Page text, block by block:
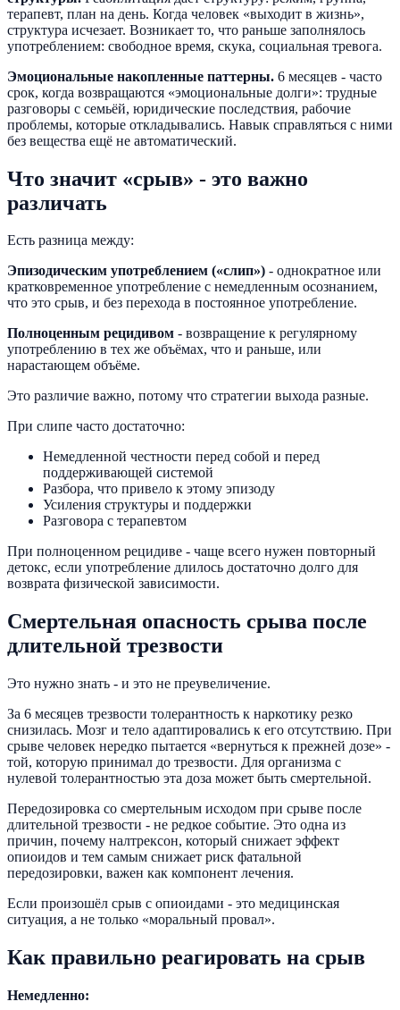
терапевт, план на день. Когда человек «выходит в жизнь»,
структура исчезает. Возникает то, что раньше заполнялось
употреблением: свободное время, скука, социальная тревога.
Эмоциональные накопленные паттерны. 6 месяцев - часто
срок, когда возвращаются «эмоциональные долги»: трудные
разговоры с семьёй, юридические последствия, рабочие
проблемы, которые откладывались. Навык справляться с ними
без вещества ещё не автоматический.
Что значит «срыв» - это важно
различать
Есть разница между:
Эпизодическим употреблением («слип») - однократное или
кратковременное употребление с немедленным осознанием,
что это срыв, и без перехода в постоянное употребление.
Полноценным рецидивом - возвращение к регулярному
употреблению в тех же объёмах, что и раньше, или
нарастающем объёме.
Это различие важно, потому что стратегии выхода разные.
При слипе часто достаточно:
Немедленной честности перед собой и перед
поддерживающей системой
Разбора, что привело к этому эпизоду
Усиления структуры и поддержки
Разговора с терапевтом
При полноценном рецидиве - чаще всего нужен повторный
детокс, если употребление длилось достаточно долго для
возврата физической зависимости.
Смертельная опасность срыва после
длительной трезвости
Это нужно знать - и это не преувеличение.
За 6 месяцев трезвости толерантность к наркотику резко
снизилась. Мозг и тело адаптировались к его отсутствию. При
срыве человек нередко пытается «вернуться к прежней дозе» -
той, которую принимал до трезвости. Для организма с
нулевой толерантностью эта доза может быть смертельной.
Передозировка со смертельным исходом при срыве после
длительной трезвости - не редкое событие. Это одна из
причин, почему налтрексон, который снижает эффект
опиоидов и тем самым снижает риск фатальной
передозировки, важен как компонент лечения.
Если произошёл срыв с опиоидами - это медицинская
ситуация, а не только «моральный провал».
Как правильно реагировать на срыв
Немедленно: